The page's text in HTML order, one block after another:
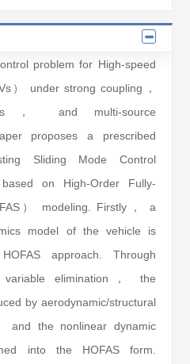
problem for High-speed
） under strong coupling，
， and multi-source
proposes a prescribed
Sliding Mode Control
on High-Order Fully-
） modeling. Firstly， a
model of the vehicle is
approach. Through
variable elimination， the
by aerodynamic/structural
and the nonlinear dynamic
into the HOFAS form.